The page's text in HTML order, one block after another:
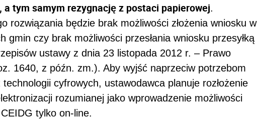
a tym samym rezygnację z postaci papierowej.
rozwiązania będzie brak możliwości złożenia wniosku w
gmin czy brak możliwości przesłania wniosku przesyłką
ustawy z dnia 23 listopada 2012 r. – Prawo
1640, z późn. zm.). Aby wyjść naprzeciw potrzebom
cyfrowych, ustawodawca planuje rozłożenie
rozumianej jako wprowadzenie możliwości
tylko on-line.